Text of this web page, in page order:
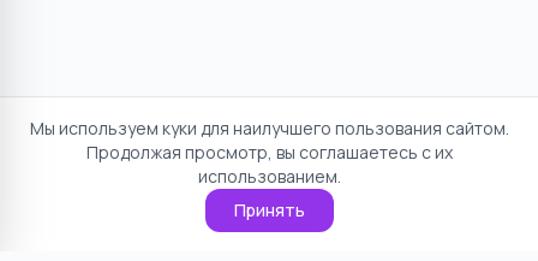
Мы используем куки для наилучшего пользования сайтом.
Продолжая просмотр, вы соглашаетесь с их
использованием.
Принять